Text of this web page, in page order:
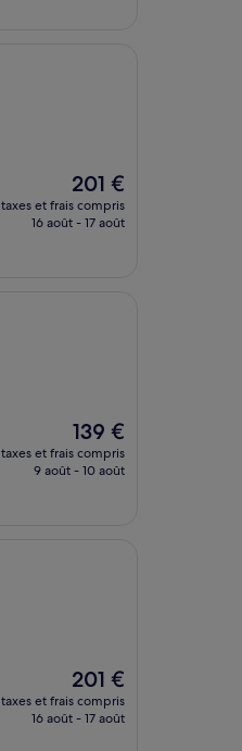
Le
nouveau
prix
201 €
taxes et frais compris
16 août - 17 août
Le
nouveau
prix
139 €
taxes et frais compris
9 août - 10 août
Le
nouveau
prix
201 €
taxes et frais compris
16 août - 17 août